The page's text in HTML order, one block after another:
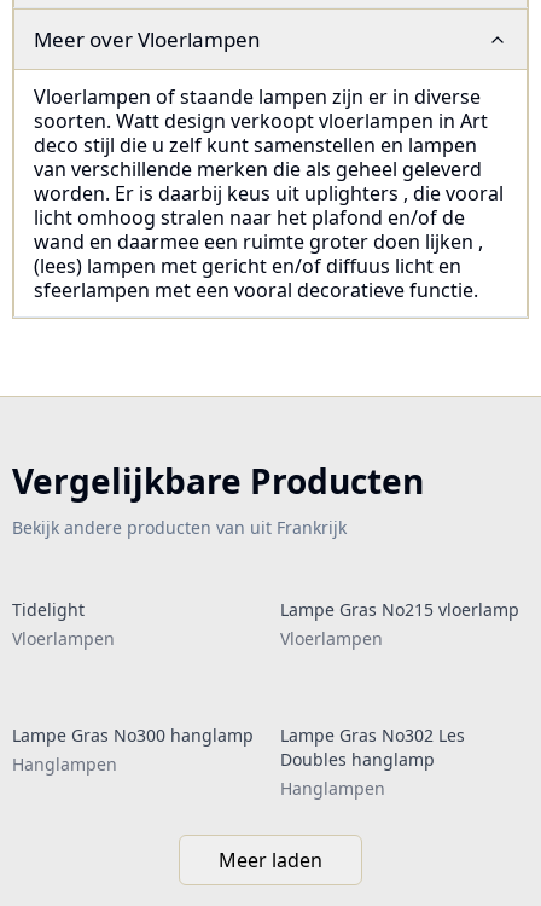
Meer overVloerlampen
Vloerlampen of staande lampen zijn er in diverse
soorten. Watt design verkoopt vloerlampen in Art
deco stijl die u zelf kunt samenstellen en lampen
van verschillende merken die als geheel geleverd
worden. Er is daarbij keus uit uplighters , die vooral
licht omhoog stralen naar het plafond en/of de
wand en daarmee een ruimte groter doen lijken ,
(lees) lampen met gericht en/of diffuus licht en
sfeerlampen met een vooral decoratieve functie.
Vergelijkbare Producten
Bekijk andere producten van uit Frankrijk
Tidelight
Vloerlampen
Lampe Gras No215 vloerlamp
Vloerlampen
Lampe Gras No300 hanglamp
Hanglampen
Lampe Gras No302 Les
Doubles hanglamp
Hanglampen
Meer laden